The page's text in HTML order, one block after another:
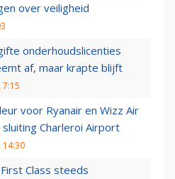
over veiligheid
onderhoudslicenties
af, maar krapte blijft
7:15
voor Ryanair en Wizz Air
Charleroi Airport
14:30
Class steeds